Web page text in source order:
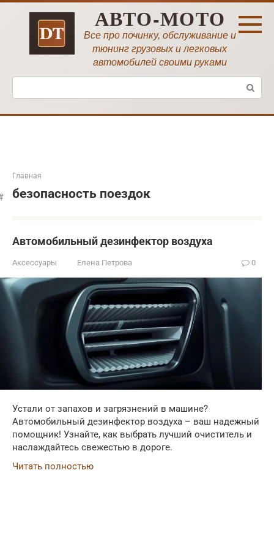
Перейти
АВТО-МОТО
Все про починку, обслуживание и
тюнинг грузовых и легковых
автомобилей своими руками
Поиск:
Главная
безопасность поездок
Автомобильный дезинфектор воздуха
Аксессуары Елена Петрова 0
Устали от запахов и загрязнений в машине?
Автомобильный дезинфектор воздуха – ваш надежный
помощник! Узнайте, как выбрать лучший очиститель и
наслаждайтесь свежестью в дороге.
Читать полностью